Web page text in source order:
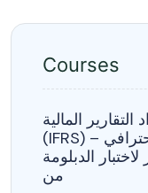
Courses
التقارير المالية
(IFRS) – البرنامج الاحترافي (ACCA)| الشرح
الدبلومة
من